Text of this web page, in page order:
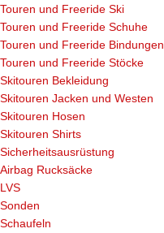
Touren und Freeride Ski
Touren und Freeride Schuhe
Touren und Freeride Bindungen
Touren und Freeride Stöcke
Skitouren Bekleidung
Skitouren Jacken und Westen
Skitouren Hosen
Skitouren Shirts
Sicherheitsausrüstung
Airbag Rucksäcke
LVS
Sonden
Schaufeln